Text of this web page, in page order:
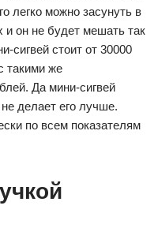
легко можно засунуть в
и он не будет мешать так
сигвей стоит от 30000
такими же
Да мини-сигвей
делает его лучше.
по всем показателям